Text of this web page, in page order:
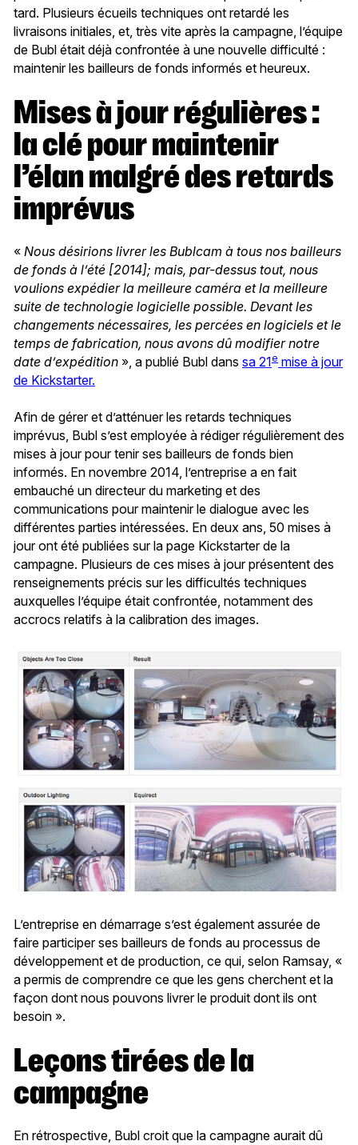
tard. Plusieurs écueils techniques ont retardé les
livraisons initiales, et, très vite après la campagne, l’équipe
de Bubl était déjà confrontée à une nouvelle difficulté :
maintenir les bailleurs de fonds informés et heureux.
Mises à jour régulières :
la clé pour maintenir
l’élan malgré des retards
imprévus
« Nous désirions livrer les Bublcam à tous nos bailleurs
de fonds à l’été [2014]; mais, par-dessus tout, nous
voulions expédier la meilleure caméra et la meilleure
suite de technologie logicielle possible. Devant les
changements nécessaires, les percées en logiciels et le
temps de fabrication, nous avons dû modifier notre
date d’expédition », a publié Bubl dans sa 21e mise à jour
de Kickstarter.
Afin de gérer et d’atténuer les retards techniques
imprévus, Bubl s’est employée à rédiger régulièrement des
mises à jour pour tenir ses bailleurs de fonds bien
informés. En novembre 2014, l’entreprise a en fait
embauché un directeur du marketing et des
communications pour maintenir le dialogue avec les
différentes parties intéressées. En deux ans, 50 mises à
jour ont été publiées sur la page Kickstarter de la
campagne. Plusieurs de ces mises à jour présentent des
renseignements précis sur les difficultés techniques
auxquelles l’équipe était confrontée, notamment des
accrocs relatifs à la calibration des images.
L’entreprise en démarrage s’est également assurée de
faire participer ses bailleurs de fonds au processus de
développement et de production, ce qui, selon Ramsay, «
a permis de comprendre ce que les gens cherchent et la
façon dont nous pouvons livrer le produit dont ils ont
besoin ».
Leçons tirées de la
campagne
En rétrospective, Bubl croit que la campagne aurait dû